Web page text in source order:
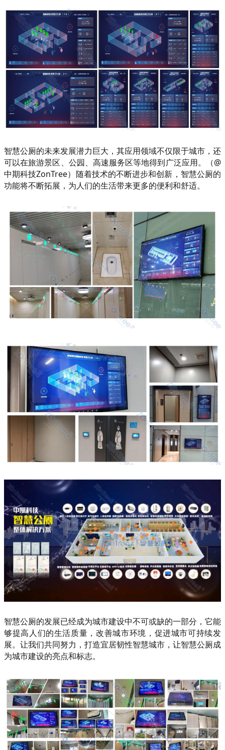
智慧公厕的未来发展潜力巨大，其应用领域不仅限于城市，还
可以在旅游景区、公园、高速服务区等地得到广泛应用。（@
中期科技ZonTree）随着技术的不断进步和创新，智慧公厕的
功能将不断拓展，为人们的生活带来更多的便利和舒适。
智慧公厕的发展已经成为城市建设中不可或缺的一部分，它能
够提高人们的生活质量，改善城市环境，促进城市可持续发
展。让我们共同努力，打造宜居韧性智慧城市，让智慧公厕成
为城市建设的亮点和标志。